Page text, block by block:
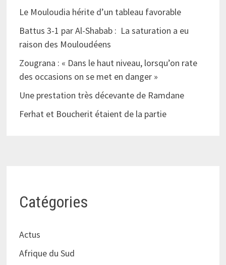
Le Mouloudia hérite d’un tableau favorable
Battus 3-1 par Al-Shabab : La saturation a eu
raison des Mouloudéens
Zougrana : « Dans le haut niveau, lorsqu’on rate
des occasions on se met en danger »
Une prestation très décevante de Ramdane
Ferhat et Boucherit étaient de la partie
Catégories
Actus
Afrique du Sud